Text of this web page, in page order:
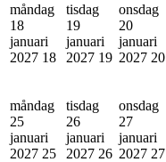
måndag
18
januari
2027 18
tisdag
19
januari
2027 19
onsdag
20
januari
2027 20
måndag
25
januari
2027 25
tisdag
26
januari
2027 26
onsdag
27
januari
2027 27